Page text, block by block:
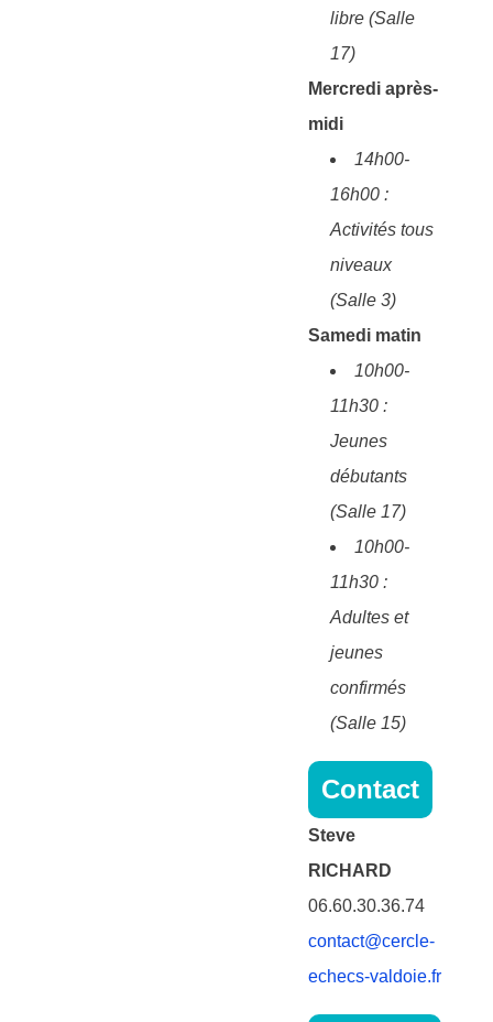
libre (Salle
17)
Mercredi après-
midi
14h00-
16h00 :
Activités tous
niveaux
(Salle 3)
Samedi matin
10h00-
11h30 :
Jeunes
débutants
(Salle 17)
10h00-
11h30 :
Adultes et
jeunes
confirmés
(Salle 15)
Contact
Steve
RICHARD
06.60.30.36.74
contact@cercle-
echecs-valdoie.fr